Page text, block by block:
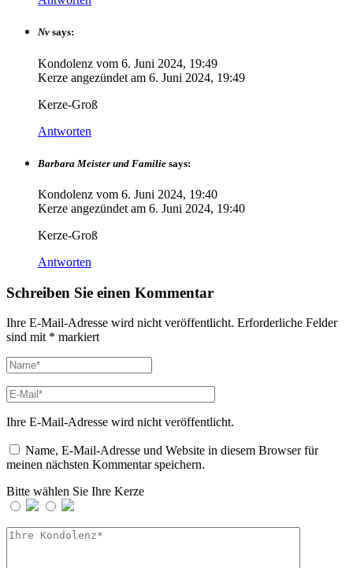
Nv says:
Kondolenz vom 6. Juni 2024, 19:49
Kerze angezündet am 6. Juni 2024, 19:49
Kerze-Groß
Antworten
Barbara Meister und Familie says:
Kondolenz vom 6. Juni 2024, 19:40
Kerze angezündet am 6. Juni 2024, 19:40
Kerze-Groß
Antworten
Schreiben Sie einen Kommentar
Ihre E-Mail-Adresse wird nicht veröffentlicht. Erforderliche Felder
sind mit * markiert
Ihre E-Mail-Adresse wird nicht veröffentlicht.
Name, E-Mail-Adresse und Website in diesem Browser für
meinen nächsten Kommentar speichern.
Bitte wählen Sie Ihre Kerze